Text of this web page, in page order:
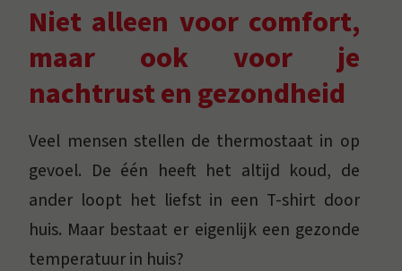
Niet alleen voor comfort,
maar ook voor je
nachtrust en gezondheid
Veel mensen stellen de thermostaat in op
gevoel. De één heeft het altijd koud, de
ander loopt het liefst in een T-shirt door
huis. Maar bestaat er eigenlijk een gezonde
temperatuur in huis?